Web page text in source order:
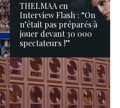
THELMAA en
Interview Flash : “On
n’était pas préparés à
jouer devant 30 000
spectateurs !”